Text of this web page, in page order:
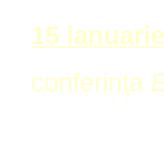
15
conferinţa